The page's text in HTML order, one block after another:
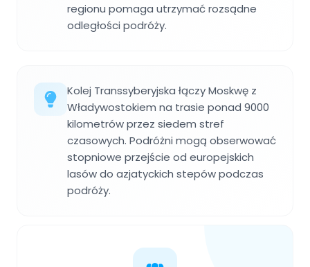
regionu pomaga utrzymać rozsądne
odległości podróży.
Kolej Transsyberyjska łączy Moskwę z
Władywostokiem na trasie ponad 9000
kilometrów przez siedem stref
czasowych. Podróżni mogą obserwować
stopniowe przejście od europejskich
lasów do azjatyckich stepów podczas
podróży.